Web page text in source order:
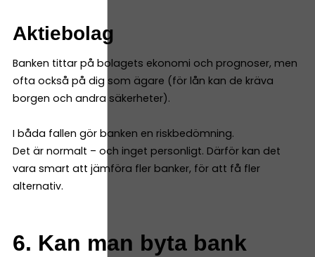
Aktiebolag
Banken tittar på bolagets ekonomi och prognoser, men
ofta också på dig som ägare (för lån kan de kräva
borgen och andra säkerheter).
I båda fallen gör banken en riskbedömning.
Det är normalt – och inget personligt. Därför kan det
vara smart att jämföra fler banker, för att få fler
alternativ.
6. Kan man byta bank